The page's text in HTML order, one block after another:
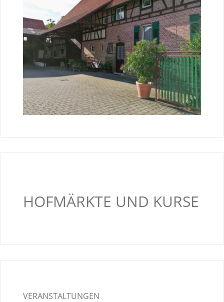
HOFMÄRKTE UND KURSE
VERANSTALTUNGEN